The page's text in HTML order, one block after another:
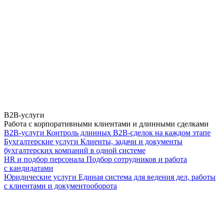
B2B-услуги
Работа с корпоративными клиентами и длинными сделками
B2B-услуги Контроль длинных B2B-сделок на каждом этапе
Бухгалтерские услуги Клиенты, задачи и документы
бухгалтерских компаний в одной системе
HR и подбор персонала Подбор сотрудников и работа
с кандидатами
Юридические услуги Единая система для ведения дел, работы
с клиентами и документооборота